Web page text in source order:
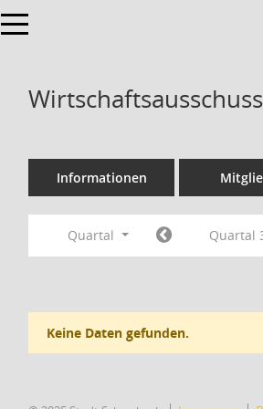
Toggle navigation
Informationen
Quartal Quartal
Keine Daten gefunden.